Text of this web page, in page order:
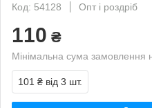
Код: 54128
Опт і роздріб
110 ₴
Мінімальна сума замовлення
101 ₴ від 3 шт.